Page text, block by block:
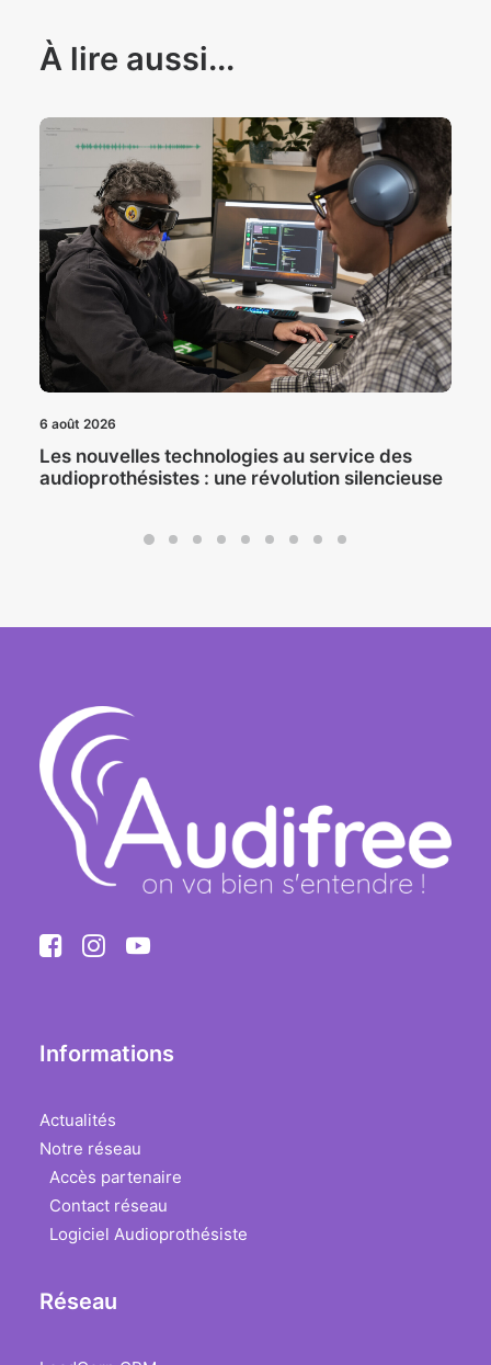
À lire aussi...
6 août 2026
Les nouvelles technologies au service des
audioprothésistes : une révolution silencieuse
Informations
Actualités
Notre réseau
Accès partenaire
Contact réseau
Logiciel Audioprothésiste
Réseau